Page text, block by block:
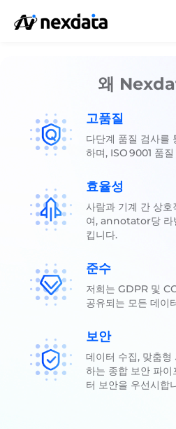
왜
고품질
다단계 품질 검사를
하며, ISO 9001 품
효율성
사람과 기계 간 상
여, annotator당 라
킵니다.
준수
저희는 GDPR 및
공유되는 모든 데이
보안
데이터 수집, 맞춤형
하는 종합 보안 파이
터 보안을 우선시합